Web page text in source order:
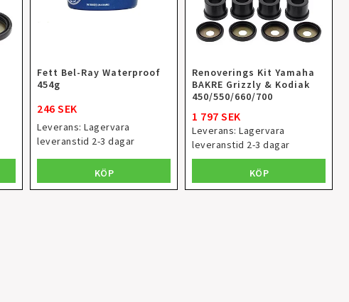
Fett Bel-Ray Waterproof
454g
246 SEK
Leverans:Lagervara
leveranstid 2-3 dagar
KÖP
Renoverings Kit Yamaha
BAKRE Grizzly & Kodiak
450/550/660/700
1 797 SEK
Leverans:Lagervara
leveranstid 2-3 dagar
KÖP